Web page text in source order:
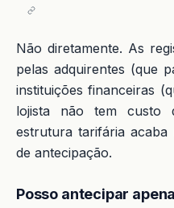
Não diretamente. As
pelas adquirentes (que
instituições financeiras
lojista não tem custo
estrutura tarifária
de antecipação.
Posso antecipar